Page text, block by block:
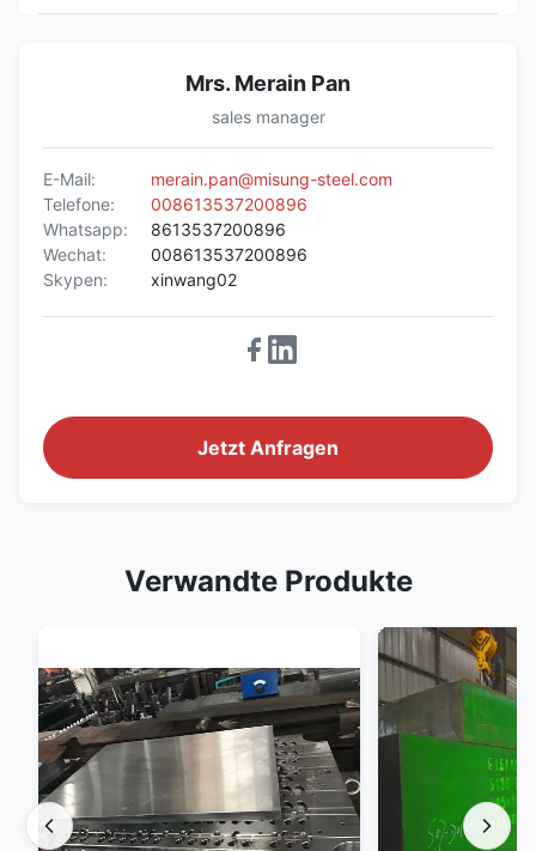
Mrs. Merain Pan
sales manager
E-Mail:
merain.pan@misung-steel.com
Telefone:
008613537200896
Whatsapp:
8613537200896
Wechat:
008613537200896
Skypen:
xinwang02
Jetzt Anfragen
Verwandte Produkte